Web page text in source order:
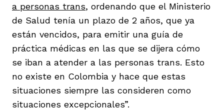
a personas trans, ordenando que el Ministerio
de Salud tenía un plazo de 2 años, que ya
están vencidos, para emitir una guía de
práctica médicas en las que se dijera cómo
se iban a atender a las personas trans. Esto
no existe en Colombia y hace que estas
situaciones siempre las consideren como
situaciones excepcionales”.